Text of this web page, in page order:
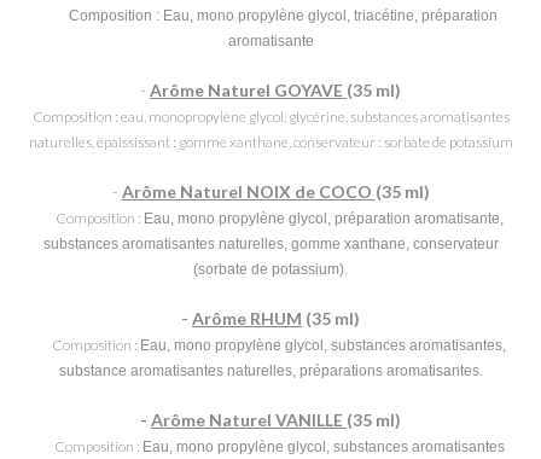
Composition : Eau, mono propylène glycol, triacétine, préparation
aromatisante
- Arôme Naturel GOYAVE (35 ml)
Composition : eau, monopropylène glycol, glycérine, substances aromatisantes
naturelles, épaississant : gomme xanthane, conservateur : sorbate de potassium
- Arôme Naturel NOIX de COCO (35 ml)
Composition : Eau , mono propylène glycol, préparation aromatisante,
substances aromatisantes naturelles, gomme xanthane, conservateur
(sorbate de potassium).
- Arôme RHUM (35 ml)
Composition : Eau, mono propylène glycol, substances aromatisantes,
substance aromatisantes naturelles, préparations aromatisantes.
- Arôme Naturel VANILLE (35 ml)
Composition : Eau, mono propylène glycol, substances aromatisantes